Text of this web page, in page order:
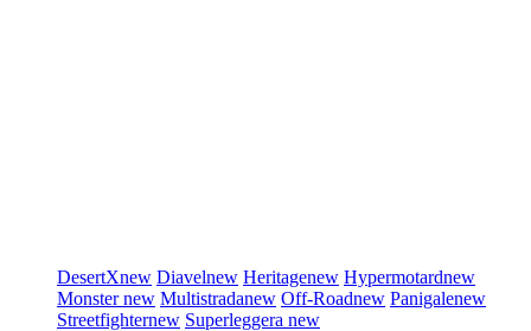
DesertXnew Diavelnew Heritagenew Hypermotardnew
Monsternew Multistradanew Off-Roadnew Panigalenew
Streetfighternew Superleggera new